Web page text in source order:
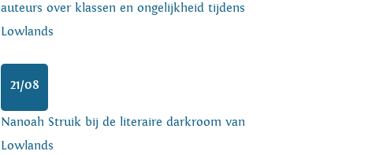
auteurs over klassen en ongelijkheid tijdens
Lowlands
21/08
Nanoah Struik bij de literaire darkroom van
Lowlands